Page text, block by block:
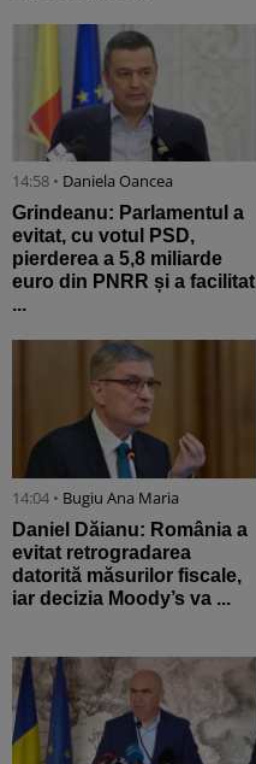
14:58 • Daniela Oancea
Grindeanu: Parlamentul a
evitat, cu votul PSD,
pierderea a 5,8 miliarde
euro din PNRR și a facilitat
...
14:04 • Bugiu ⁠Ana Maria
Daniel Dăianu: România a
evitat retrogradarea
datorită măsurilor fiscale,
iar decizia Moody’s va ...